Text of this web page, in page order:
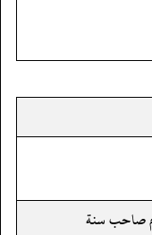
صاحب سنة